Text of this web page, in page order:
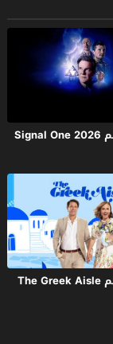
مشاهدة فيلم Signal One 2026
مشاهدة فيلم The Greek Aisle